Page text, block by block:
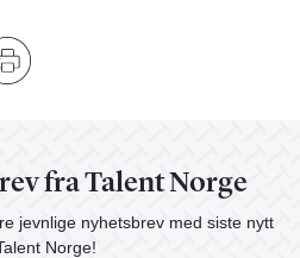
fra Talent Norge
jevnlige nyhetsbrev med siste nytt
Norge!